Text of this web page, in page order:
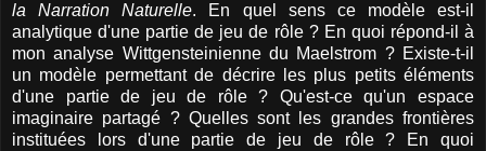
la Narration Naturelle. En quel sens ce modèle est-il
analytique d'une partie de jeu de rôle ? En quoi répond-il à
mon analyse Wittgensteinienne du Maelstrom ? Existe-t-il
un modèle permettant de décrire les plus petits éléments
d'une partie de jeu de rôle ? Qu'est-ce qu'un espace
imaginaire partagé ? Quelles sont les grandes frontières
instituées lors d'une partie de jeu de rôle ? En quoi